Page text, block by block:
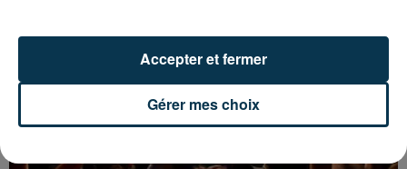
Gérer mes choix
Accepter et fermer